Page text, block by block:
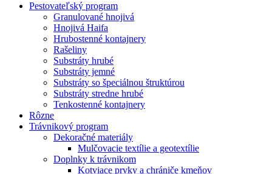
Pestovateľský program
Granulované hnojivá
Hnojivá Haifa
Hrubostenné kontajnery
Rašeliny
Substráty hrubé
Substráty jemné
Substráty so špeciálnou štruktúrou
Substráty stredne hrubé
Tenkostenné kontajnery
Rôzne
Trávnikový program
Dekoračné materiály
Mulčovacie textílie a geotextílie
Doplnky k trávnikom
Kotviace prvky a chrániče kmeňov